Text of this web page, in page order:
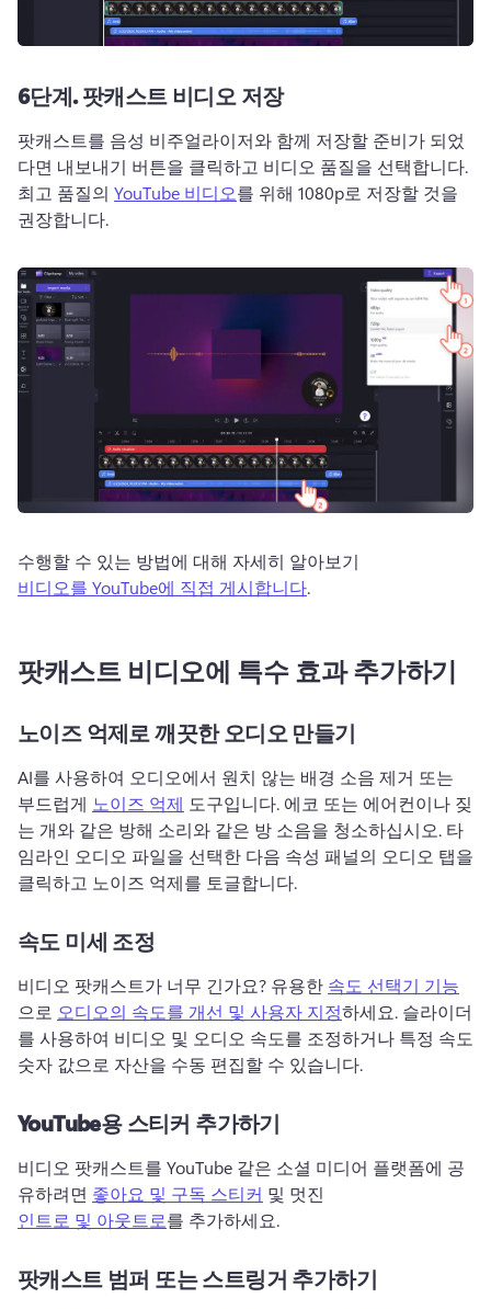
6단계.팟캐스트 비디오 저장
팟캐스트를 음성 비주얼라이저와 함께 저장할 준비가 되었
최고 품질의 YouTube 비디오를 위해 1080p로 저장할 것을
권장합니다.
수행할 수 있는 방법에 대해 자세히 알아보기
비디오를 YouTube에 직접 게시합니다.
팟캐스트 비디오에 특수 효과 추가하기
노이즈 억제로 깨끗한 오디오 만들기
AI를 사용하여 오디오에서 원치 않는 배경 소음 제거 또는
부드럽게 노이즈 억제 도구입니다. 에코 또는 에어컨이나 짖
는 개와 같은 방해 소리와 같은 방 소음을 청소하십시오. 타
임라인 오디오 파일을 선택한 다음 속성 패널의 오디오 탭을
클릭하고 노이즈 억제를 토글합니다.
속도 미세 조정
비디오 팟캐스트가 너무 긴가요? 유용한 속도 선택기 기능
으로 오디오의 속도를 개선 및 사용자 지정하세요. 슬라이더
를 사용하여 비디오 및 오디오 속도를 조정하거나 특정 속도
숫자 값으로 자산을 수동 편집할 수 있습니다.
YouTube용 스티커 추가하기
비디오 팟캐스트를 YouTube 같은 소셜 미디어 플랫폼에 공
유하려면 좋아요 및 구독 스티커 및 멋진
인트로 및 아웃트로를 추가하세요.
팟캐스트 범퍼 또는 스트링거 추가하기